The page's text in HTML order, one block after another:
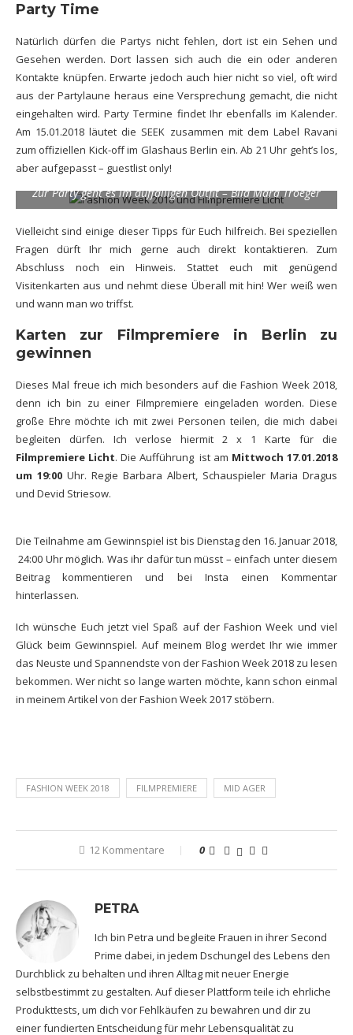
Party Time
Natürlich dürfen die Partys nicht fehlen, dort ist ein Sehen und
Gesehen werden. Dort lassen sich auch die ein oder anderen
Kontakte knüpfen. Erwarte jedoch auch hier nicht so viel, oft wird
aus der Partylaune heraus eine Versprechung gemacht, die nicht
eingehalten wird. Party Termine findet Ihr ebenfalls im Kalender.
Am 15.01.2018 läutet die SEEK zusammen mit dem Label Ravani
zum offiziellen Kick-off im Glashaus Berlin ein. Ab 21 Uhr geht’s los,
aber aufgepasst – guestlist only!
Zur Party geht es im auffälligen Outfit – Bild Mara Troeger
Vielleicht sind einige dieser Tipps für Euch hilfreich. Bei speziellen
Fragen dürft Ihr mich gerne auch direkt kontaktieren. Zum
Abschluss noch ein Hinweis. Stattet euch mit genügend
Visitenkarten aus und nehmt diese Überall mit hin! Wer weiß wen
und wann man wo triffst.
Karten zur Filmpremiere in Berlin zu
gewinnen
Dieses Mal freue ich mich besonders auf die Fashion Week 2018,
denn ich bin zu einer Filmpremiere eingeladen worden. Diese
große Ehre möchte ich mit zwei Personen teilen, die mich dabei
begleiten dürfen. Ich verlose hiermit 2 x 1 Karte für die
Filmpremiere Licht. Die Aufführung ist am Mittwoch 17.01.2018
um 19:00 Uhr. Regie Barbara Albert, Schauspieler Maria Dragus
und Devid Striesow.
Die Teilnahme am Gewinnspiel ist bis Dienstag den 16. Januar 2018,
24:00 Uhr möglich. Was ihr dafür tun müsst – einfach unter diesem
Beitrag kommentieren und bei Insta einen Kommentar
hinterlassen.
Ich wünsche Euch jetzt viel Spaß auf der Fashion Week und viel
Glück beim Gewinnspiel. Auf meinem Blog werdet Ihr wie immer
das Neuste und Spannendste von der Fashion Week 2018 zu lesen
bekommen. Wer nicht so lange warten möchte, kann schon einmal
in meinem Artikel von derFashion Week 2017 stöbern.
FASHION WEEK 2018 FILMPREMIERE MID AGER
12 Kommentare 0
PETRA
Ich bin Petra und begleite Frauen in ihrer Second
Prime dabei, in jedem Dschungel des Lebens den
Durchblick zu behalten und ihren Alltag mit neuer Energie
selbstbestimmt zu gestalten. Auf dieser Plattform teile ich ehrliche
Produkttests, um dich vor Fehlkäufen zu bewahren und dir zu
einer fundierten Entscheidung für mehr Lebensqualität zu